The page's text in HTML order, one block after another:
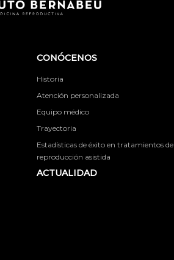
CONÓCENOS
Historia
Atención personalizada
Equipo médico
Trayectoria
Estadísticas de éxito en tratamientos de
reproducción asistida
ACTUALIDAD